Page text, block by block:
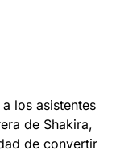
los asistentes
de Shakira,
de convertir